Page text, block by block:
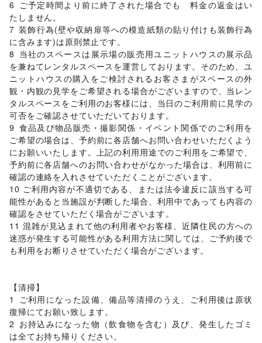
ヘアサロン・ネイルサロン/ マッサージ・整体/
エステ・美容サービス
女性用品・フェムテック/ コンタクトレンズ/ 医療・医薬品
/その他美容・健康
エンタメ・ガジェット
PC・スマートフォン/スマホアクセサリー /ガジェット/
ゲーム/アニメ/コミック・マンガ/アイドル・芸能人/
おもちゃ・ホビー/楽器・音楽機材 /CD・DVD・本・雑誌/
Webメディア・アプリ/ テレビ・ドラマ/ 映画 /
音楽・ライブ/演劇/占い/ 公営競技・宝くじ/
その他エンタメ・ガジェット
アート・デザイン
絵画・書/写真・イラストレーション/立体作品・彫刻/
その他アート・デザイン
レジャー・スポーツ
旅行・レジャー/キャンプ・アウトドア/野球/サッカー
バスケットボール/ゴルフ/その他レジャー・スポーツ
車・バイク・モビリティ
車 /バイク・オートバイ/自転車・ロードバイク
マイクロモビリティ/その他車・バイク・モビリティ
NPO・公共団体
地方公共団体・行政・政府 /外国団体・大使館/募金・寄付
/ NPO・ボランティア活動/ その他NPO・公共団体
イベント企画・運営
その他活動・個人
その他活動・個人
6	ご予定時間より前に終了された場合でも　料金の返金はい
たしません。
7	装飾行為(壁や収納扉等への模造紙類の貼り付けも装飾行為
に含みます)は原則禁止です。
8	当社のスペースは展示場の販売用ユニットハウスの展示品
を兼ねてレンタルスペースを運営しております。そのため、ユ
ニットハウスの購入をご検討されるお客さまがスペースの外
観・内観の見学をご希望される場合がございますので、当レン
タルスペースをご利用のお客様には、当日のご利用前に見学の
可否をご確認させていただいております。
9	食品及び物品販売・撮影関係・イベント関係でのご利用を
ご希望の場合は、予約前に各店舗へお問い合わせいただくよう
にお願いいたします。上記の利用用途でのご利用をご希望で、
予約前に各店舗へのお問い合わせがなかった場合は、利用前に
確認の連絡を入れさせていただくことがございます。
10 ご利用内容が不適切である、または法令違反に該当する可
能性があると当施設が判断した場合、利用中であっても内容の
確認をさせていただく場合がございます。
11 混雑が見込まれて他の利用者やお客様、近隣住民の方への
迷惑が発生する可能性がある利用方法に関しては、ご予約後で
も利用をお断りさせていただく場合がございます。
【清掃】
1	ご利用になった設備、備品等清掃のうえ、ご利用後は原状
復帰にてお願い致します。
2	お持込みになった物（飲食物を含む）及び、発生したゴミ
は全てお持ち帰りください。